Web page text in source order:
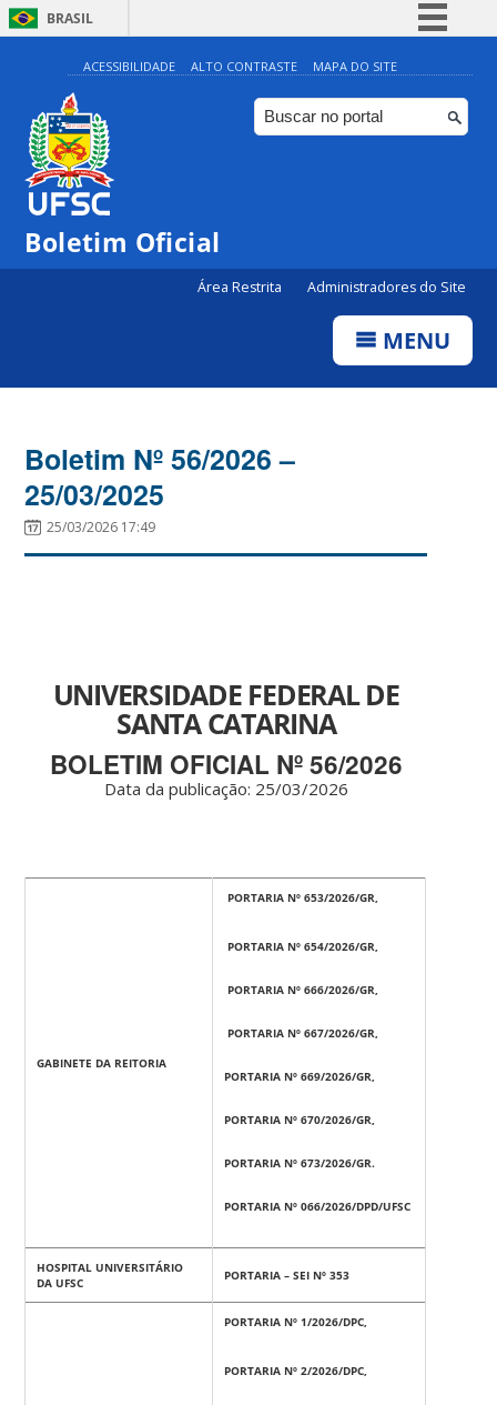
BRASIL
Simplifique!
Comunica BR
Participe
ACESSIBILIDADE ALTO CONTRASTE MAPA DO SITE
Boletim Oficial
Área Restrita Administradores do Site
MENU
Boletim Nº 56/2026 –
25/03/2025
25/03/2026 17:49
UNIVERSIDADE FEDERAL DE
SANTA CATARINA
BOLETIM OFICIAL Nº 56/2026
Data da publicação: 25/03/2026
GABINETE DA REITORIA
PORTARIA Nº 653/2026/GR,
PORTARIA Nº 654/2026/GR,
PORTARIA Nº 666/2026/GR,
PORTARIA Nº 667/2026/GR,
PORTARIA Nº 669/2026/GR,
PORTARIA Nº 670/2026/GR,
PORTARIA Nº 673/2026/GR.
PORTARIA Nº 066/2026/DPD/UFSC
HOSPITAL UNIVERSITÁRIO
DA UFSC
PORTARIA – SEI Nº 353
PORTARIA Nº 1/2026/DPC,
PORTARIA Nº 2/2026/DPC,